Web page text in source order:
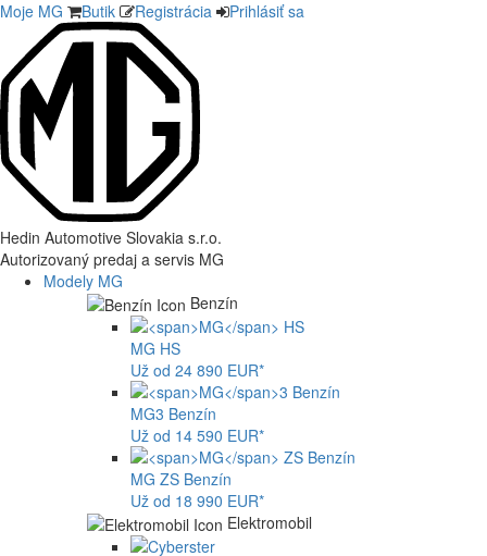
Moje MG Butik Registrácia Prihlásiť sa
Hedin Automotive Slovakia s.r.o.
Autorizovaný predaj a servis MG
Modely MG
Benzín
MG HS
Už od 24 890 EUR*
MG3 Benzín
Už od 14 590 EUR*
MG ZS Benzín
Už od 18 990 EUR*
Elektromobil